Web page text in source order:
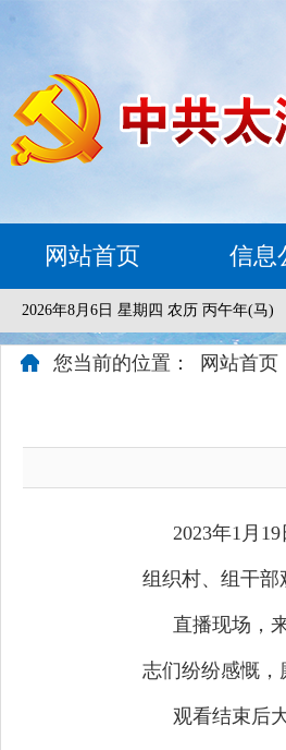
网站首页 信息
2026年8月6日 星期四 农历 丙午年(马)
您当前的位置： 网站首页
2023年1月
组织村、组干部
直播现场，
志们纷纷感慨 ，
观看结束后